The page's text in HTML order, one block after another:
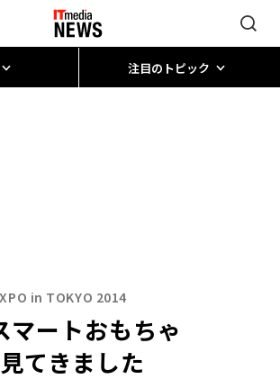
注目のトピック
in TOKYO 2014
マートおもちゃ
てきました